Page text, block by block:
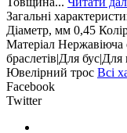
Загальні
Діаметр, мм 0,45
Матеріал Нержавіюча
браслетів|Для
Ювелірний трос Всі
Facebook
Twitter